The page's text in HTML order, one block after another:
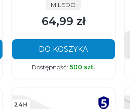
PRODUCENT
MILEDO
Cena
64,99 zł
DO KOSZYKA
Dostępność:500 szt.
24H